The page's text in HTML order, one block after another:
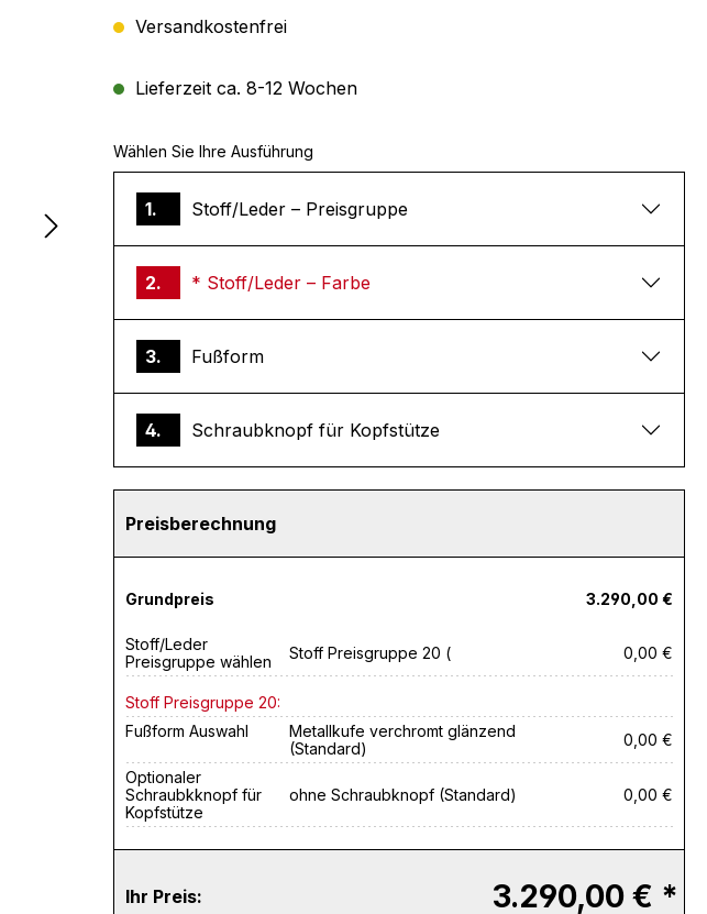
Versandkostenfrei
Lieferzeit ca. 8-12 Wochen
Wählen Sie Ihre Ausführung
1. Stoff/Leder – Preisgruppe
2. * Stoff/Leder – Farbe
3. Fußform
4. Schraubknopf für Kopfstütze
Preisberechnung
Grundpreis 3.290,00 €
Stoff/Leder
Preisgruppe wählen
Stoff Preisgruppe 20 ( 0,00 €
Stoff Preisgruppe 20:
Fußform Auswahl
Metallkufe verchromt glänzend
(Standard)
0,00 €
Optionaler
Schraubkknopf für
Kopfstütze
ohne Schraubknopf (Standard) 0,00 €
Ihr Preis: 3.290,00 € *